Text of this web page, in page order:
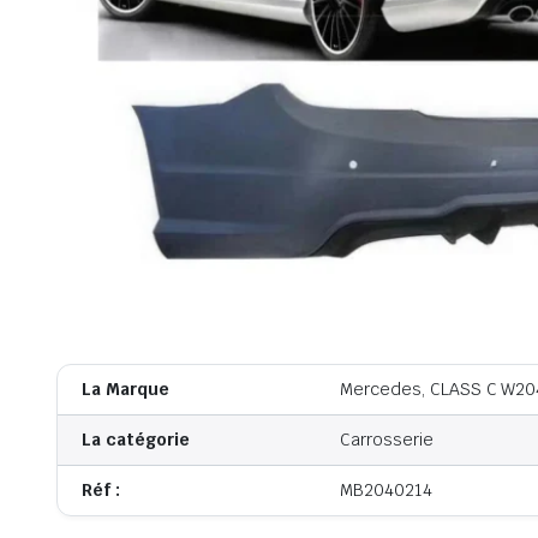
La Marque Mercedes, CLASS C
La catégorie Carrosserie
Réf : MB2040214